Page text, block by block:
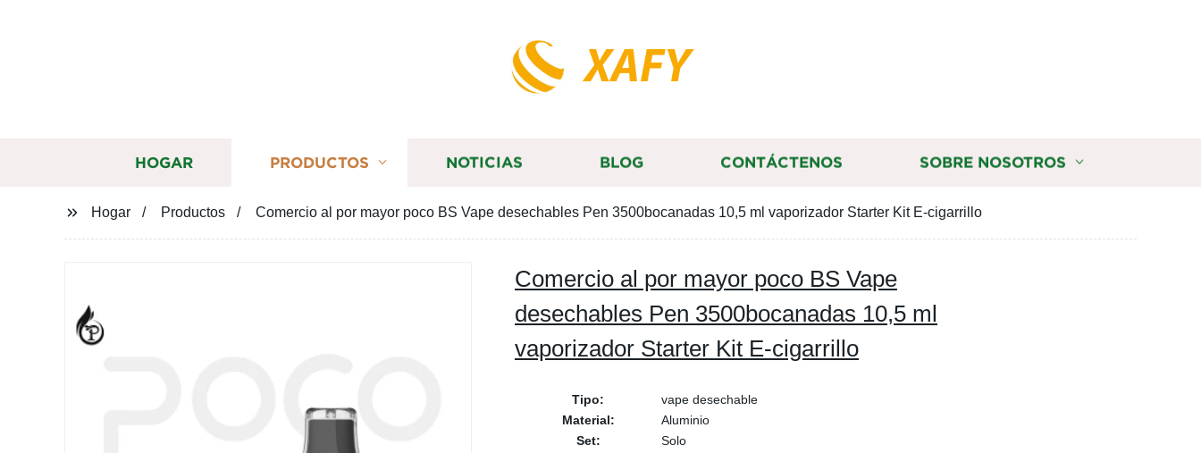
XAFY
HOGAR PRODUCTOS NOTICIAS BLOG CONTÁCTENOS SOBRE NOSOTROS
Hogar Productos Comercio al por mayor poco BS Vape desechables Pen 3500bocanadas 10,5 ml vaporizador Starter Kit E-cigarrillo
Comercio al por mayor poco BS Vape
desechables Pen 3500bocanadas 10,5 ml
vaporizador Starter Kit E-cigarrillo
Tipo:
vape desechable
Material:
Aluminio
Set:
Solo